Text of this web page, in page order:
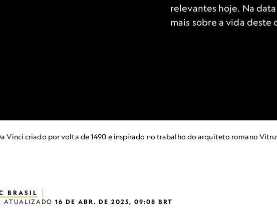
relevantes hoje. Na
mais sobre a vida deste
Vinci criado por volta de 1490 e inspirado no trabalho do arquiteto romano
BRASIL
ATUALIZADO 16 DE ABR. DE 2025, 09:08 BRT